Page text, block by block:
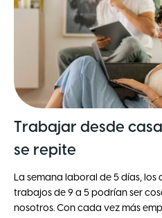
Trabajar desde
se repite
La semana laboral de 5 días, los
trabajos de 9 a 5 podrían ser
nosotros. Con cada vez más